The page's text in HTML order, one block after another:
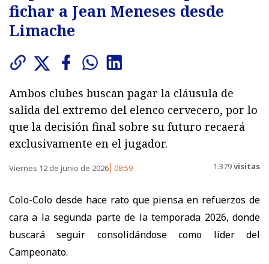
fichar a Jean Meneses desde
Limache
Ambos clubes buscan pagar la cláusula de
salida del extremo del elenco cervecero, por lo
que la decisión final sobre su futuro recaerá
exclusivamente en el jugador.
Viernes 12 de junio de 2026 08:59 1.379visitas
Colo-Colo desde hace rato que piensa en refuerzos de
cara a la segunda parte de la temporada 2026, donde
buscará seguir consolidándose como líder del
Campeonato.